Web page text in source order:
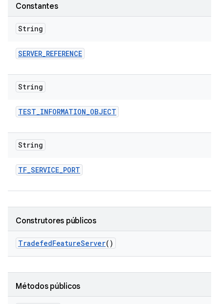
Constantes
String
SERVER_REFERENCE
String
TEST_INFORMATION_OBJECT
String
TF_SERVICE_PORT
Construtores públicos
TradefedFeatureServer()
Métodos públicos